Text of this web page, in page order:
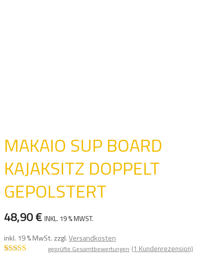
MAKAIO SUP BOARD
KAJAKSITZ DOPPELT
GEPOLSTERT
48,90€ INKL. 19 % MWST.
inkl. 19 % MwSt. zzgl.Versandkosten
geprüfte Gesamtbewertungen (1 Kundenrezension)